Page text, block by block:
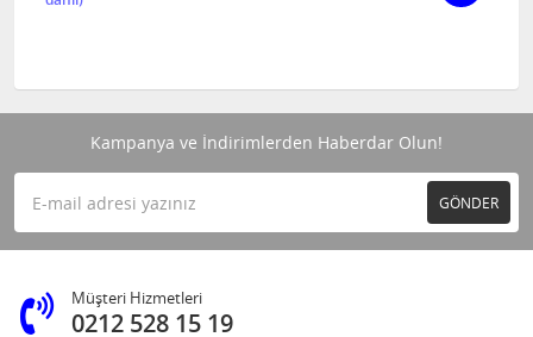
Kampanya ve İndirimlerden Haberdar Olun!
GÖNDER
Müşteri Hizmetleri
0212 528 15 19